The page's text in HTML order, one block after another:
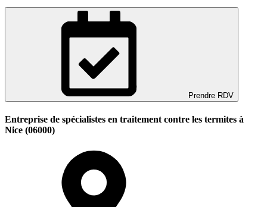
Prendre RDV
Entreprise de spécialistes en traitement contre les termites à
Nice (06000)